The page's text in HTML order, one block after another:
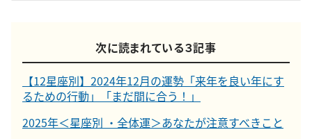
次に読まれている３記事
【12星座別】2024年12月の運勢「来年を良い年にす
るための行動」「まだ間に合う！」
2025年＜星座別 ・全体運＞あなたが注意すべきこと